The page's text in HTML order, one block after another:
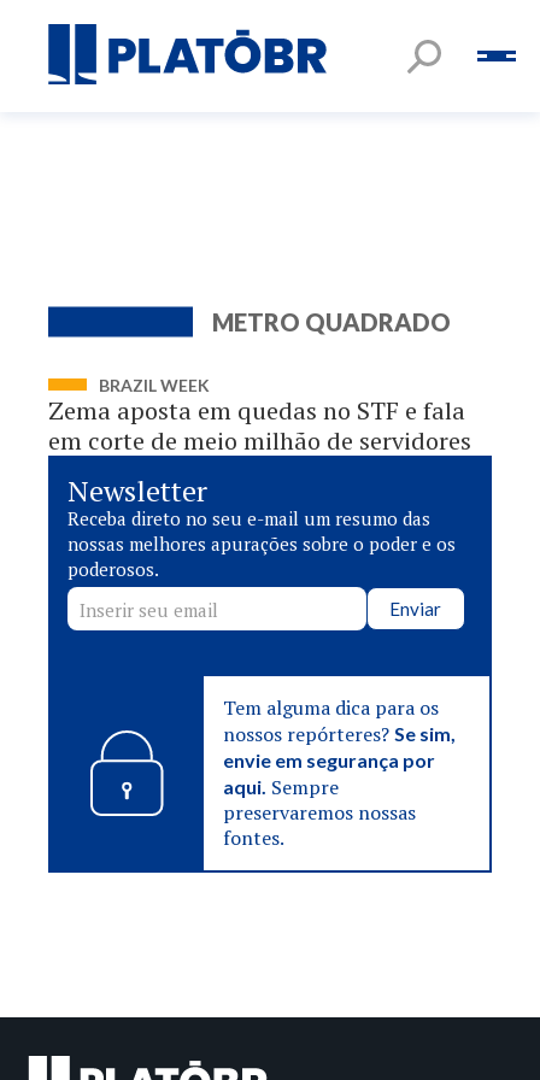
METRO QUADRADO
BRAZIL WEEK
Zema aposta em quedas no STF e fala
em corte de meio milhão de servidores
Newsletter
Receba direto no seu e-mail um resumo das
nossas melhores apurações sobre o poder e os
poderosos.
Enviar
Tem alguma dica para os
nossos repórteres?Se sim,
envie em segurança por
aqui. Sempre
preservaremos nossas
fontes.